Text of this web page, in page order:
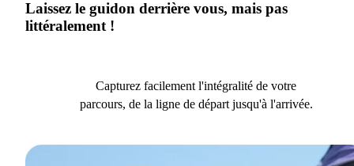
Laissez le guidon derrière vous, mais pas
littéralement !
Capturez facilement l'intégralité de votre
parcours, de la ligne de départ jusqu'à l'arrivée.